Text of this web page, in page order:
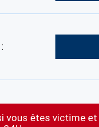
vous êtes victime et